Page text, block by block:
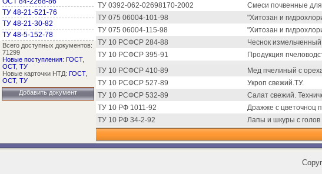
ТУ 48-21-521-76
ТУ 48-21-30-82
ТУ 48-5-152-78
Всего доступных документов:
71299
Новые поступления: ГОСТ,
ОСТ, ТУ
Новые карточки НТД: ГОСТ,
ОСТ, ТУ
Добавить документ
ТУ 0392-062-02698170-2002
Смеси почвенные
ТУ 075 06004-101-98
"Хитозан и
ТУ 075 06004-115-98
"Хитозан и
ТУ 10 РСФСР 284-88
Чеснок
ТУ 10 РСФСР 395-91
Продукция
ТУ 10 РСФСР 410-89
Мед пчелиный с
ТУ 10 РСФСР 527-89
Укроп свежий.ТУ.
ТУ 10 РСФСР 532-89
Салат свежий.
ТУ 10 РФ 1011-92
Дражже с цветочноц
ТУ 10 РФ 34-2-92
Лапы и шкуры с